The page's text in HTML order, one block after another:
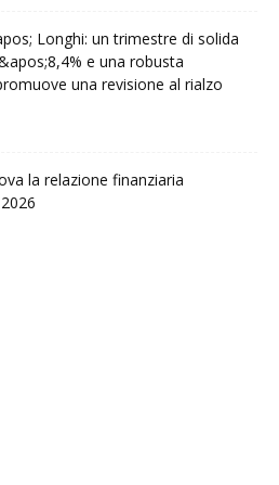
Longhi: un trimestre di solida
e una robusta
una revisione al rialzo
la relazione finanziaria